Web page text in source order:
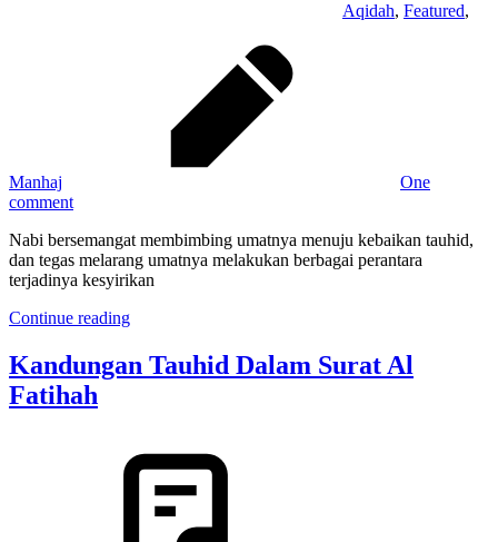
Aqidah, Featured,
Manhaj
One
comment
Nabi bersemangat membimbing umatnya menuju kebaikan tauhid,
dan tegas melarang umatnya melakukan berbagai perantara
terjadinya kesyirikan
Continue reading
Kandungan Tauhid Dalam Surat Al
Fatihah